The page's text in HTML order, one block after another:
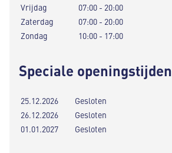
Vrijdag
07:00 - 20:00
Zaterdag
07:00 - 20:00
Zondag
10:00 - 17:00
Speciale openingstijden
25.12.2026
Gesloten
26.12.2026
Gesloten
01.01.2027
Gesloten